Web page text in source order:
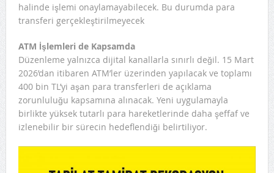
halinde işlemi onaylamayabilecek. Bu durumda para
transferi gerçekleştirilmeyecek
ATM İşlemleri de Kapsamda
Düzenleme yalnızca dijital kanallarla sınırlı değil. 15 Mart
2026’dan itibaren ATM’ler üzerinden yapılacak ve toplamı
400 bin TL’yi aşan para transferleri de açıklama
zorunluluğu kapsamına alınacak. Yeni uygulamayla
birlikte yüksek tutarlı para hareketlerinde daha şeffaf ve
izlenebilir bir sürecin hedeflendiği belirtiliyor.